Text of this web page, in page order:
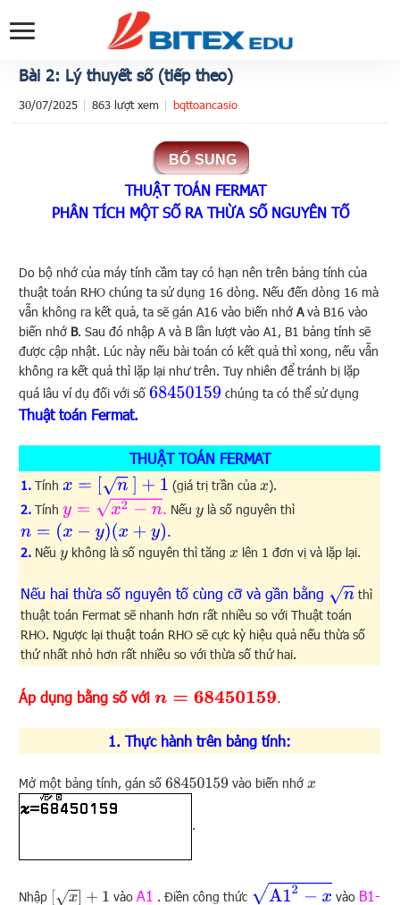
Bài 2: Lý thuyết số (tiếp theo)
30/07/2025 863 lượt xem bqttoancasio
THUẬT TOÁN FERMAT
PHÂN TÍCH MỘT SỐ RA THỪA SỐ NGUYÊN TỐ
Do bộ nhớ của máy tính cầm tay có hạn nên trên bảng tính của
thuật toán RHO chúng ta sử dụng 16 dòng. Nếu đến dòng 16 mà
vẫn không ra kết quả, ta sẽ gán A16 vào biến nhớAvà B16 vào
biến nhớ B. Sau đó nhập A và B lần lượt vào A1, B1 bảng tính sẽ
được cập nhật. Lúc này nếu bài toán có kết quả thì xong, nếu vẫn
không ra kết quả thì lặp lại như trên. Tuy nhiên để tránh bị lặp
quá lâu ví dụ đối với số68450159 chúng ta có thể sử dụng
Thuật toán Fermat.
THUẬT TOÁN FERMAT
1. Tínhx=[n ]+1 (giá trị trần củax).
2. Tínhy=x2 −n . Nếu ylà số nguyên thì
n=(x −y) (x+y) .
2. Nếuy không là số nguyên thì tăngx lên 1 đơn vị và lặp lại.
Nếu hai thừa số nguyên tố cùng cỡ và gần bằng n
thì
thuật toán Fermat sẽ nhanh hơn rất nhiều so với Thuật toán
RHO. Ngược lại thuật toán RHO sẽ cực kỳ hiệu quả nếu thừa số
thứ nhất nhỏ hơn rất nhiều so với thừa số thứ hai.
Áp dụng bằng số với n=68450159
1. Thực hành trên bảng tính:
Mở một bảng tính, gán số68450159 vào biến nhớx
.
Nhập [x ]+1 vào A1 . Điền công thức A12−x vào B1-